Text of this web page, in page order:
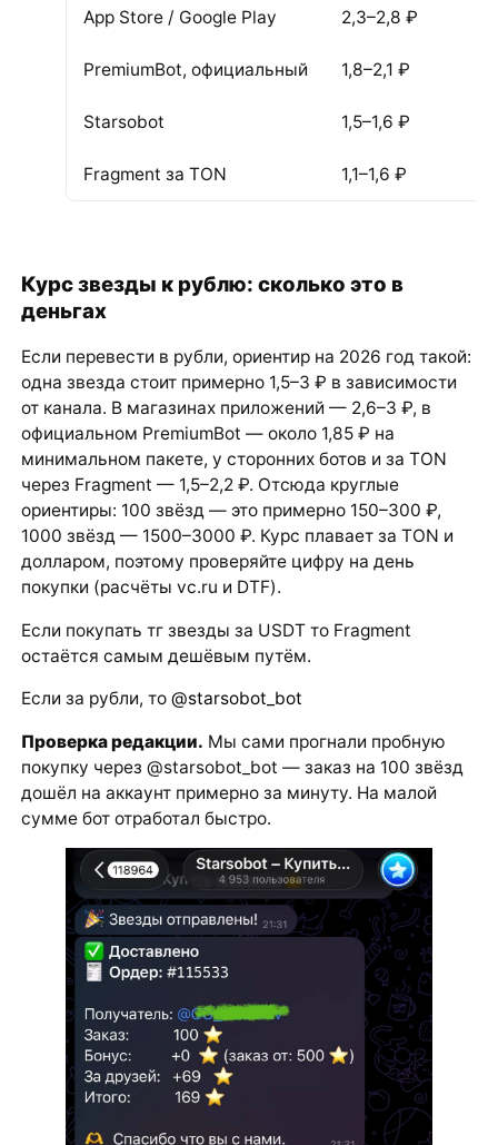
App Store / Google Play 2,3–2,8 ₽
PremiumBot, официальный 1,8–2,1 ₽
Starsobot 1,5–1,6 ₽
Fragment за TON 1,1–1,6 ₽
Курс звезды к рублю: сколько это в
деньгах
Если перевести в рубли, ориентир на 2026 год такой:
одна звезда стоит примерно 1,5–3 ₽ в зависимости
от канала. В магазинах приложений — 2,6–3 ₽, в
официальном PremiumBot — около 1,85 ₽ на
минимальном пакете, у сторонних ботов и за TON
через Fragment — 1,5–2,2 ₽. Отсюда круглые
ориентиры: 100 звёзд — это примерно 150–300 ₽,
1000 звёзд — 1500–3000 ₽. Курс плавает за TON и
долларом, поэтому проверяйте цифру на день
покупки (расчёты vc.ru и DTF).
Если покупать тг звезды за USDT то Fragment
остаётся самым дешёвым путём.
Если за рубли, то @starsobot_bot
Проверка редакции. Мы сами прогнали пробную
покупку через @starsobot_bot — заказ на 100 звёзд
дошёл на аккаунт примерно за минуту. На малой
сумме бот отработал быстро.